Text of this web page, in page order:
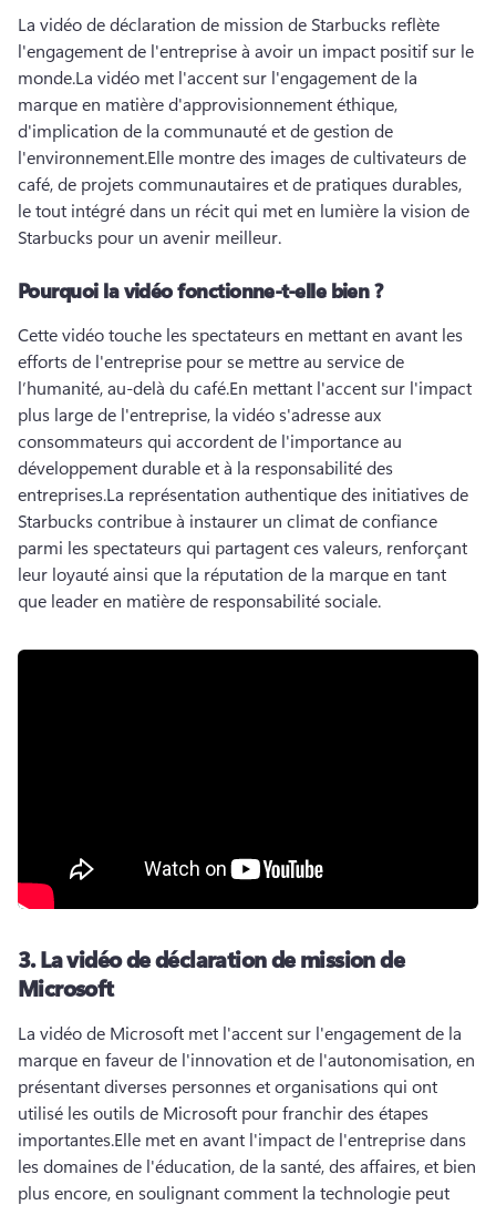
La vidéo de déclaration de mission de Starbucks reflète
l'engagement de l'entreprise à avoir un impact positif sur le
monde.La vidéo met l'accent sur l'engagement de la
marque en matière d'approvisionnement éthique,
d'implication de la communauté et de gestion de
l'environnement.Elle montre des images de cultivateurs de
café, de projets communautaires et de pratiques durables,
le tout intégré dans un récit qui met en lumière la vision de
Starbucks pour un avenir meilleur.
Pourquoi la vidéo fonctionne-t-elle bien ?
Cette vidéo touche les spectateurs en mettant en avant les
efforts de l'entreprise pour se mettre au service de
l’humanité, au-delà du café.En mettant l'accent sur l'impact
plus large de l'entreprise, la vidéo s'adresse aux
consommateurs qui accordent de l'importance au
développement durable et à la responsabilité des
entreprises.La représentation authentique des initiatives de
Starbucks contribue à instaurer un climat de confiance
parmi les spectateurs qui partagent ces valeurs, renforçant
leur loyauté ainsi que la réputation de la marque en tant
que leader en matière de responsabilité sociale.
3.La vidéo de déclaration de mission de
Microsoft
La vidéo de Microsoft met l'accent sur l'engagement de la
marque en faveur de l'innovation et de l'autonomisation, en
présentant diverses personnes et organisations qui ont
utilisé les outils de Microsoft pour franchir des étapes
importantes.Elle met en avant l'impact de l'entreprise dans
les domaines de l'éducation, de la santé, des affaires, et bien
plus encore, en soulignant comment la technologie peut